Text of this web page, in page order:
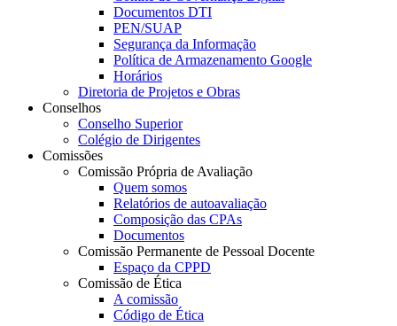
Documentos DTI
PEN/SUAP
Segurança da Informação
Política de Armazenamento Google
Horários
Diretoria de Projetos e Obras
Conselhos
Conselho Superior
Colégio de Dirigentes
Comissões
Comissão Própria de Avaliação
Quem somos
Relatórios de autoavaliação
Composição das CPAs
Documentos
Comissão Permanente de Pessoal Docente
Espaço da CPPD
Comissão de Ética
A comissão
Código de Ética